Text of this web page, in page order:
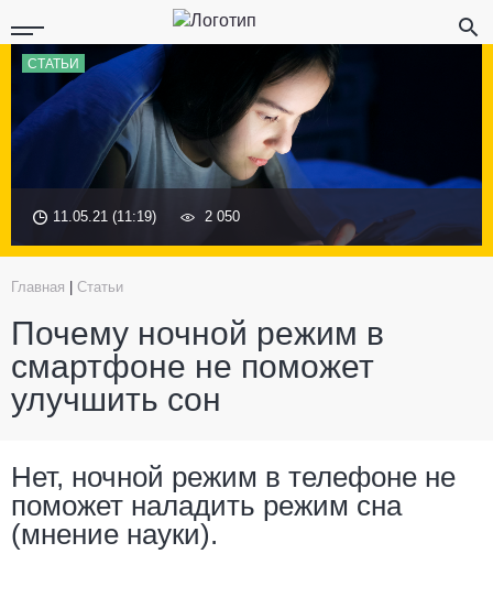
СТАТЬИ
11.05.21 (11:19) 2 050
Главная Статьи
Почему ночной режим в
смартфоне не поможет
улучшить сон
Нет, ночной режим в телефоне не
поможет наладить режим сна
(мнение науки).